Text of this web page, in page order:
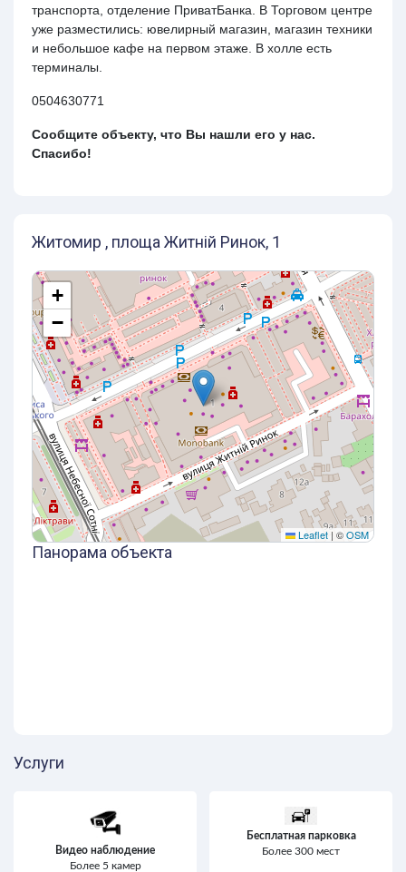
транспорта, отделение ПриватБанка. В Торговом центре
уже разместились: ювелирный магазин, магазин техники
и небольшое кафе на первом этаже. В холле есть
терминалы.
0504630771
Сообщите объекту, что Вы нашли его у нас.
Спасибо!
Житомир , площа Житній Ринок, 1
+
−
Leaflet | ©OSM
Панорама объекта
Услуги
Видео наблюдение
Более 5 камер
Бесплатная парковка
Более 300 мест